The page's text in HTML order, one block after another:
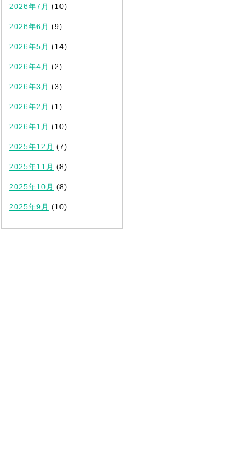
2026年7月 (10)
2026年6月 (9)
2026年5月 (14)
2026年4月 (2)
2026年3月 (3)
2026年2月 (1)
2026年1月 (10)
2025年12月 (7)
2025年11月 (8)
2025年10月 (8)
2025年9月 (10)